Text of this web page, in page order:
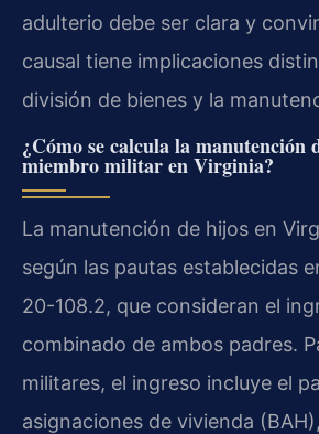
adulterio debe ser clara y
causal tiene implicaciones
división de bienes y la
¿Cómo se calcula la manutención
miembro militar en Virginia?
La manutención de hijos en
según las pautas establecidas
20-108.2, que consideran el
combinado de ambos padres.
militares, el ingreso incluye el
asignaciones de vivienda